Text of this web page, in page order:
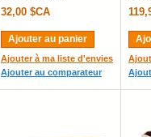
32,00 $CA
Ajouter au panier
Ajouter à ma liste d'envies
Ajouter au comparateur